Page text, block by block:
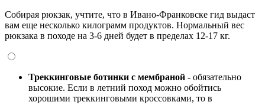
Собирая рюкзак, учтите, что в Ивано-Франковске гид выдаст
вам еще несколько килограмм продуктов. Нормальный вес
рюкзака в походе на 3-6 дней будет в пределах 12-17 кг.
Треккинговые ботинки с мембраной - обязательно
высокие. Если в летний поход можно обойтись
хорошими треккинговыми кроссовками, то в